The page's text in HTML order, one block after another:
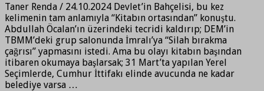
Taner Renda / 24.10.2024 Devlet’in Bahçelisi, bu kez
kelimenin tam anlamıyla “Kitabın ortasından” konuştu.
Abdullah Öcalan’ın üzerindeki tecridi kaldırıp; DEM’in
TBMM’deki grup salonunda İmralı’ya “Silah bırakma
çağrısı” yapmasını istedi. Ama bu olayı kitabın başından
itibaren okumaya başlarsak; 31 Mart’ta yapılan Yerel
Seçimlerde, Cumhur İttifakı elinde avucunda ne kadar
belediye varsa …